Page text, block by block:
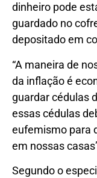
dinheiro pode
guardado no
depositado em
“A maneira de
da inflação é
guardar cédulas
essas cédulas
eufemismo para
em nossas
Segundo o